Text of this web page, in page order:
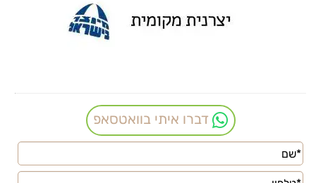
דברו איתי בוואטסאפ